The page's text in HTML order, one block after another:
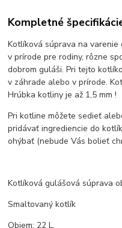
Kompletné
Kotlíková súprava na
v prírode pre rodiny, rôzne
dobrom guláši. Pri tejto
v záhrade alebo v prírode.
Hrúbka kotliny je až 1,5 mm !
Pri kotline môžete sedieť
pridávať ingrediencie do
ohýbať (nebude Vás bolieť
Kotlíková gulášová súprava
Smaltovaný kotlík
Objem: 22 L.